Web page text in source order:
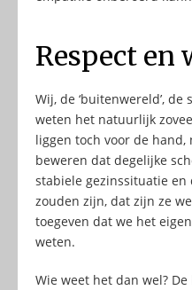
Respect en
Wij, de ‘buitenwereld’, de
weten het natuurlijk
liggen toch voor de
beweren dat degelijke
stabiele gezinssituatie
zouden zijn, dat zijn ze
toegeven dat we het
weten.
Wie weet het dan wel?